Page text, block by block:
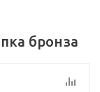
бронза